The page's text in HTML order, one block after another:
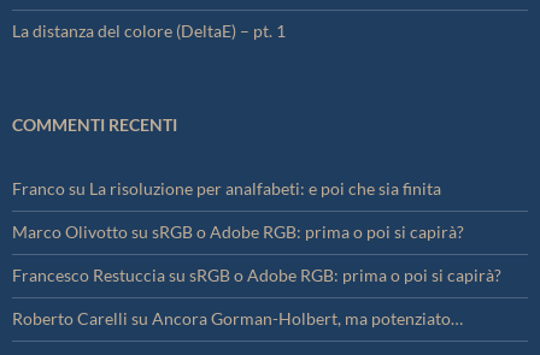
La distanza del colore (DeltaE) – pt. 1
COMMENTI RECENTI
Francosu La risoluzione per analfabeti: e poi che sia finita
Marco Olivottosu sRGB o Adobe RGB: prima o poi si capirà?
Francesco Restucciasu sRGB o Adobe RGB: prima o poi si capirà?
Roberto Carelli su Ancora Gorman-Holbert, ma potenziato…